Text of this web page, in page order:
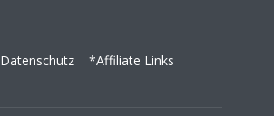
Datenschutz *Affiliate Links